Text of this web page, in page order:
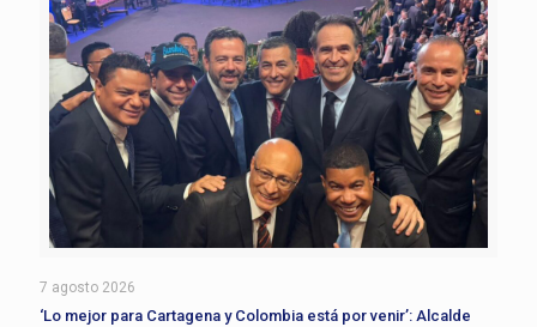
7 agosto 2026
‘Lo mejor para Cartagena y Colombia está por venir’: Alcalde